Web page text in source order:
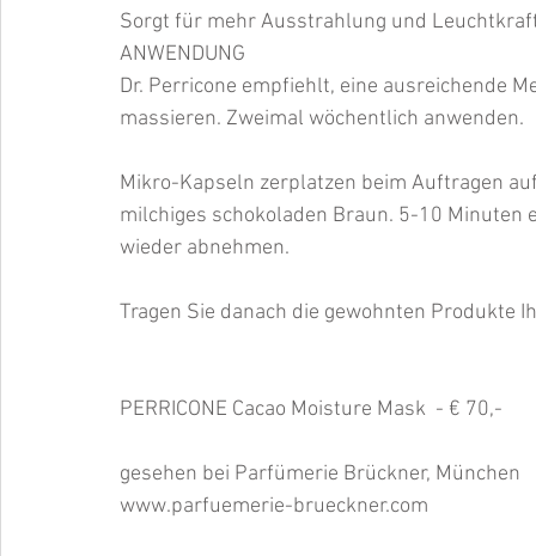
Sorgt für mehr Ausstrahlung und
ANWENDUNG
Dr. Perricone empfiehlt, eine ausreichende
massieren. Zweimal wöchentlich anwenden.
Mikro-Kapseln zerplatzen beim Auftragen
milchiges schokoladen Braun. 5-10
wieder abnehmen.
Tragen Sie danach die gewohnten Produkte
PERRICONE Cacao Moisture Mask  - € 70,-
gesehen bei Parfümerie Brückner, München
www.parfuemerie-brueckner.com